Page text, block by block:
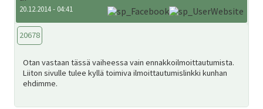
20.12.2014 - 04:41
20678
Otan vastaan tässä vaiheessa vain ennakkoilmoittautumista.
Liiton sivulle tulee kyllä toimiva ilmoittautumislinkki kunhan
ehdimme.